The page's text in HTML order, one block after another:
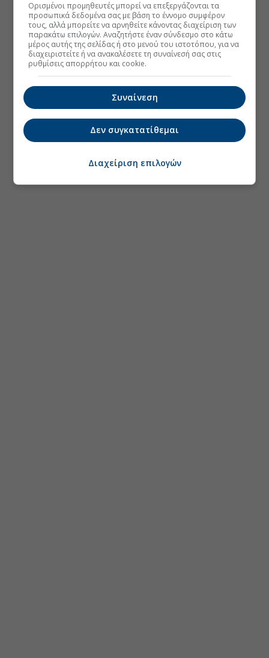
Ορισμένοι προμηθευτές μπορεί να επεξεργάζονται τα
προσωπικά δεδομένα σας με βάση το έννομο συμφέρον
τους, αλλά μπορείτε να αρνηθείτε κάνοντας διαχείριση των
παρακάτω επιλογών. Αναζητήστε έναν σύνδεσμο στο κάτω
μέρος αυτής της σελίδας ή στο μενού του ιστοτόπου, για να
διαχειριστείτε ή να ανακαλέσετε τη συναίνεσή σας στις
ρυθμίσεις απορρήτου και cookie.
Συναίνεση
Δεν συγκατατίθεμαι
Διαχείριση επιλογών